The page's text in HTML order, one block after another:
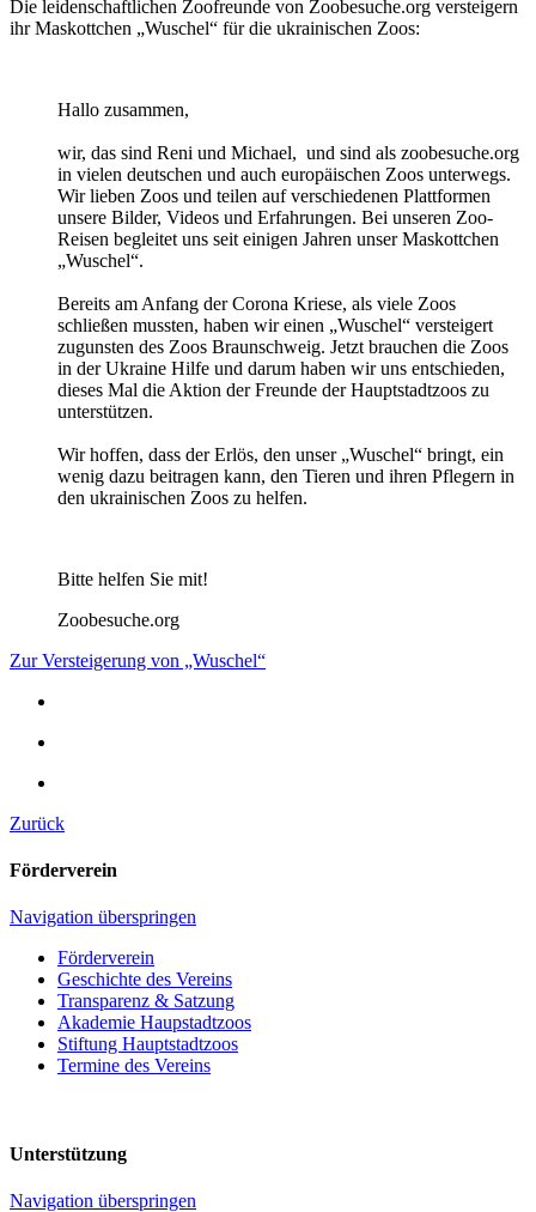
Die leidenschaftlichen Zoofreunde von Zoobesuche.org versteigern
ihr Maskottchen „Wuschel“ für die ukrainischen Zoos:
Hallo zusammen,
wir, das sind Reni und Michael, und sind als zoobesuche.org
in vielen deutschen und auch europäischen Zoos unterwegs.
Wir lieben Zoos und teilen auf verschiedenen Plattformen
unsere Bilder, Videos und Erfahrungen. Bei unseren Zoo-
Reisen begleitet uns seit einigen Jahren unser Maskottchen
„Wuschel“.
Bereits am Anfang der Corona Kriese, als viele Zoos
schließen mussten, haben wir einen „Wuschel“ versteigert
zugunsten des Zoos Braunschweig. Jetzt brauchen die Zoos
in der Ukraine Hilfe und darum haben wir uns entschieden,
dieses Mal die Aktion der Freunde der Hauptstadtzoos zu
unterstützen.
Wir hoffen, dass der Erlös, den unser „Wuschel“ bringt, ein
wenig dazu beitragen kann, den Tieren und ihren Pflegern in
den ukrainischen Zoos zu helfen.
Bitte helfen Sie mit!
Zoobesuche.org
Zur Versteigerung von „Wuschel“
Zurück
Förderverein
Navigation überspringen
Förderverein
Geschichte des Vereins
Transparenz & Satzung
Akademie Haupstadtzoos
Stiftung Hauptstadtzoos
Termine des Vereins
Unterstützung
Navigation überspringen